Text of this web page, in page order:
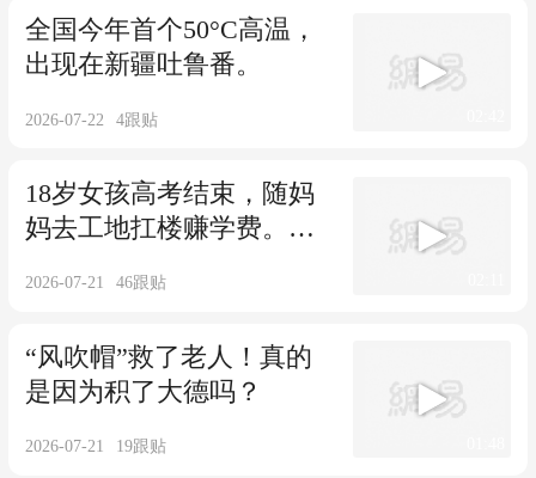
全国今年首个50°C高温，
出现在新疆吐鲁番。
2026-07-22 4跟贴
18岁女孩高考结束，随妈
妈去工地扛楼赚学费。
2026-07-21 46跟贴
“风吹帽”救了老人！真的
是因为积了大德吗？
2026-07-21 19跟贴